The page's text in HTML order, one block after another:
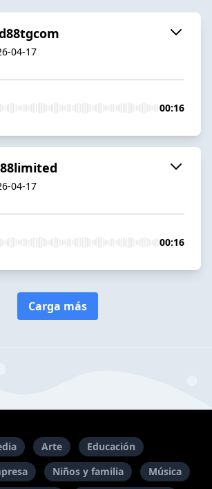
04-17
00:16
04-17
00:16
Carga más
Arte
Educación
Niños y familia
Música